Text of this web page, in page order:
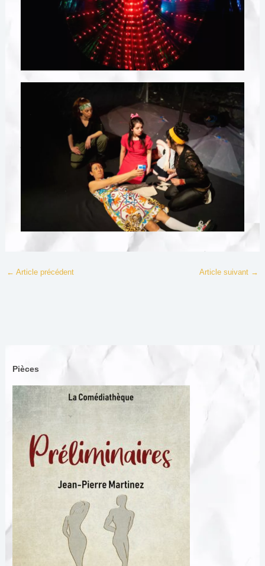
← Article précédent Article suivant →
Pièces